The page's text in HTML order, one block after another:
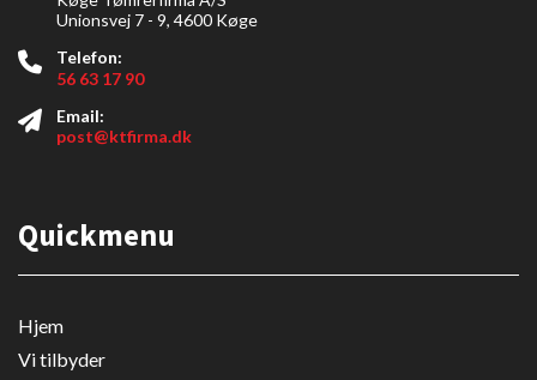
Unionsvej 7 - 9, 4600 Køge
Telefon:
56 63 17 90
Email:
post@ktfirma.dk
Quickmenu
Hjem
Vi tilbyder